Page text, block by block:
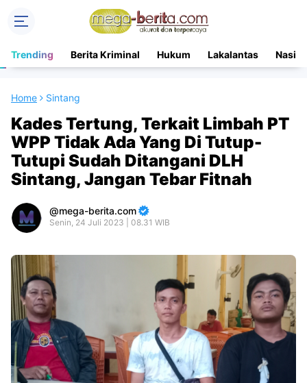
Trending Berita Kriminal Hukum Lakalantas
Home Sintang
Kades Tertung, Terkait Limbah PT
WPP Tidak Ada Yang Di Tutup-
Tutupi Sudah Ditangani DLH
Sintang, Jangan Tebar Fitnah
mega-berita.com
Senin, 24 Juli 2023 | 08.31 WIB